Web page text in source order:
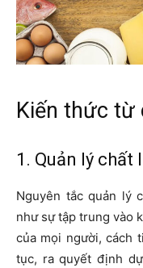
Kiến thức từ
1. Quản lý chất
Nguyên tắc quản lý
như sự tập trung vào
của mọi người, cách
tục, ra quyết định